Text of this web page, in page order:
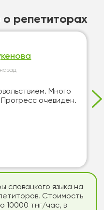
о репетиторах
Много
очевиден.
словацкого языка на
Стоимость
10000 тнг/час, в